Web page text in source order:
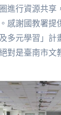
進行資源共享
感謝國教署提
多元學習」計
對是臺南市文